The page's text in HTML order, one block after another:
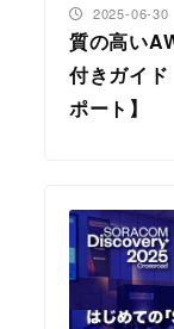
質の高い
付きガイ
ポート】
投稿日
2025-06-30